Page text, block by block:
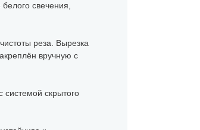
свечения,
реза. Вырезка
вручную с
системой скрытого